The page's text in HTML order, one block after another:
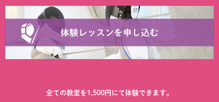
全ての教室を1,500円にて体験できます。